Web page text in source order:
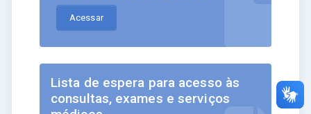
Acessar
Lista de espera para acesso às
consultas, exames e serviços